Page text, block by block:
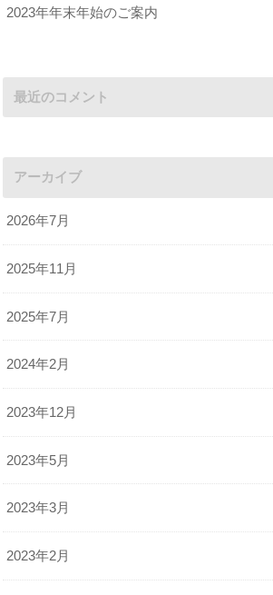
2023年年末年始のご案内
最近のコメント
アーカイブ
2026年7月
2025年11月
2025年7月
2024年2月
2023年12月
2023年5月
2023年3月
2023年2月